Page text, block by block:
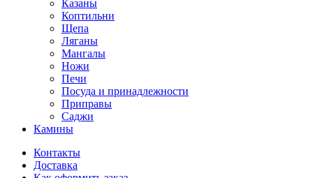
Казаны
Коптильни
Щепа
Ляганы
Мангалы
Ножи
Печи
Посуда и принадлежности
Приправы
Саджи
Камины
Контакты
Доставка